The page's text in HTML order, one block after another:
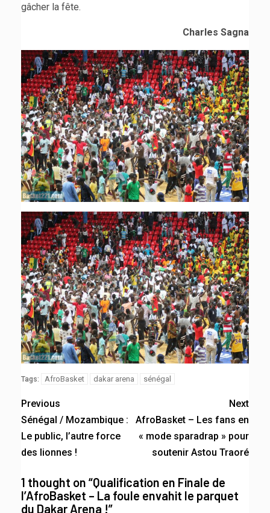
gâcher la fête.
Charles Sagna
Tags: AfroBasket dakar arena sénégal
Previous
Sénégal / Mozambique :
Le public, l’autre force
des lionnes !
Next
AfroBasket – Les fans en
« mode sparadrap » pour
soutenir Astou Traoré
1 thought on “Qualification en Finale de
l’AfroBasket – La foule envahit le parquet
du Dakar Arena !”